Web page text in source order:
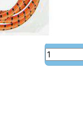
В корзине